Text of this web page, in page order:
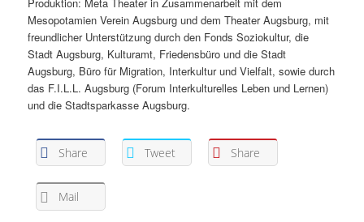
Mesopotamien Verein Augsburg und dem Theater Augsburg, mit
freundlicher Unterstützung durch den Fonds Soziokultur, die
Stadt Augsburg, Kulturamt, Friedensbüro und die Stadt
Augsburg, Büro für Migration, Interkultur und Vielfalt, sowie durch
das F.I.L.L. Augsburg (Forum Interkulturelles Leben und Lernen)
und die Stadtsparkasse Augsburg.
Share Tweet Share
Mail